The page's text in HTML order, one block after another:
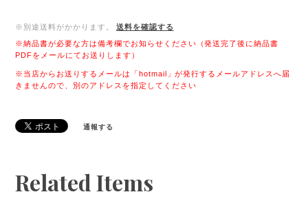
※別途送料がかかります。
送料を確認する
※納品書が必要な方は備考欄でお知らせください（発送完了後に納品書
PDFをメールにてお送りします）
※当店からお送りするメールは「hotmail」が発行するメールアドレスへ届
きませんので、別のアドレスを指定してください
通報する
Related Items